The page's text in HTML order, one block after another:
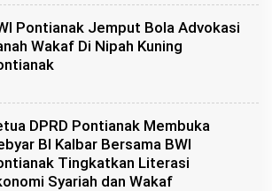
Pontianak Jemput Bola Advokasi
Wakaf Di Nipah Kuning
DPRD Pontianak Membuka
BI Kalbar Bersama BWI
Tingkatkan Literasi
Syariah dan Wakaf